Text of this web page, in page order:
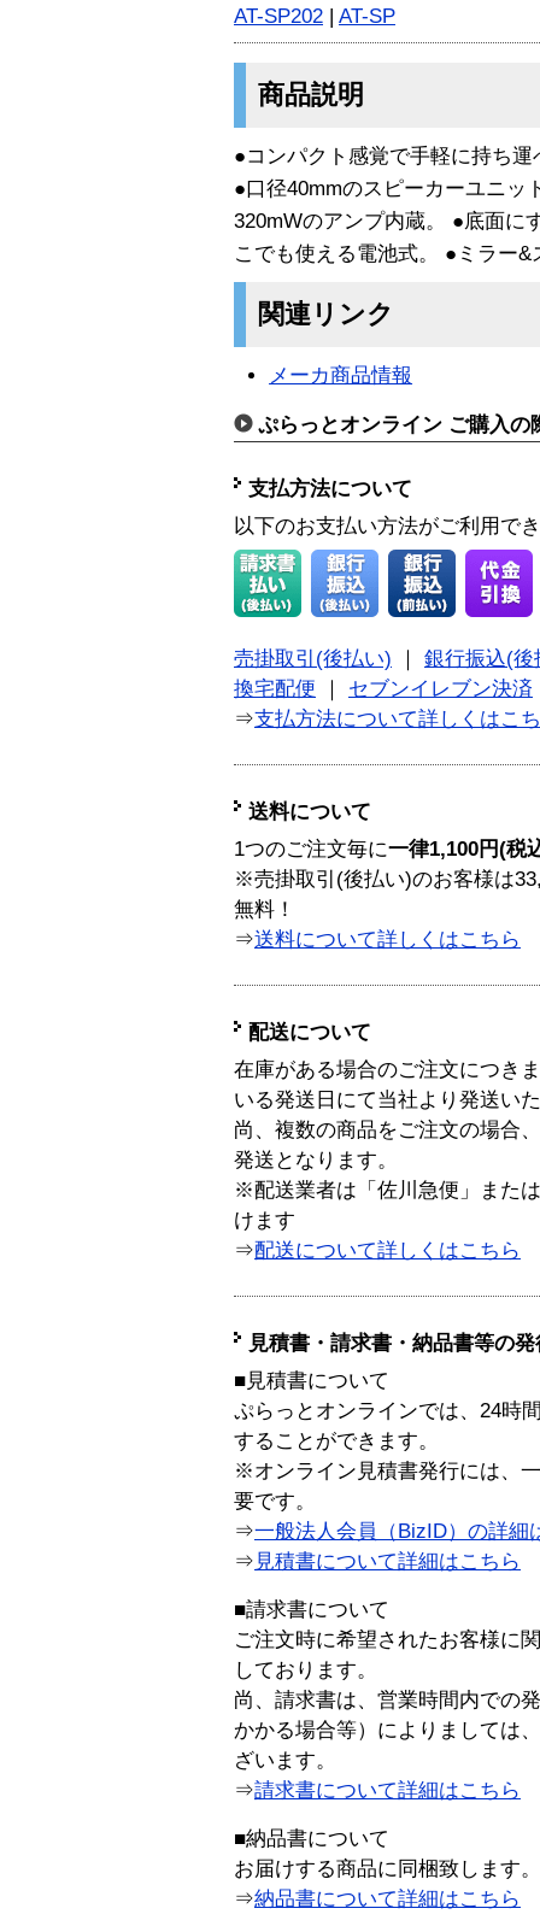
AT-SP202 | AT-SP
商品説明
●コンパクト感覚で手軽に持ち
●口径40mmのスピーカーユニッ
320mWのアンプ内蔵。 ●底面に
こでも使える電池式。 ●ミラー
関連リンク
メーカ商品情報
ぷらっとオンライン ご購入の
支払方法について
以下のお支払い方法がご利用で
売掛取引(後払い)
銀行振込(後
換宅配便
セブンイレブン決済
⇒支払方法について詳しくはこ
送料について
1つのご注文毎に一律1,100円(税
※売掛取引(後払い)のお客様は
無料！
⇒送料について詳しくはこちら
配送について
在庫がある場合のご注文につき
いる発送日にて当社より発送い
尚、複数の商品をご注文の場合
発送となります。
※配送業者は「佐川急便」また
けます
⇒配送について詳しくはこちら
見積書・請求書・納品書等の
■見積書について
ぷらっとオンラインでは、24時
することができます。
※オンライン見積書発行には、
要です。
⇒一般法人会員（BizID）の詳細
⇒ 見積書について詳細はこちら
■請求書について
ご注文時に希望されたお客様に
しております。
尚、請求書は、営業時間内での
かかる場合等）によりましては
ざいます。
⇒請求書について詳細はこちら
■納品書について
お届けする商品に同梱致します。
⇒納品書について詳細はこちら